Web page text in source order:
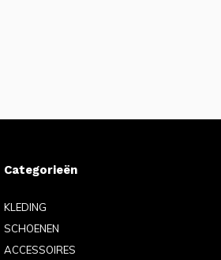
Categorieën
KLEDING
SCHOENEN
ACCESSOIRES